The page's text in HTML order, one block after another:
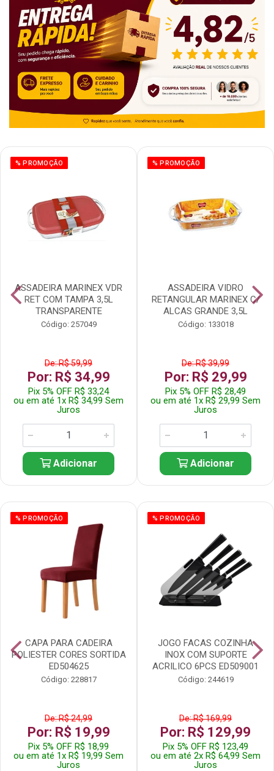
% PROMOÇÃO
ASSADEIRA MARINEX VDR
RET COM TAMPA 3,5L
TRANSPARENTE
Código: 257049
De: R$ 59,99
Por: R$ 34,99
Pix 5% OFF R$ 33,24
ou em até 1x R$ 34,99 Sem
Juros
Adicionar
% PROMOÇÃO
ASSADEIRA VIDRO
RETANGULAR MARINEX C/
ALCAS GRANDE 3,5L
Código: 133018
De: R$ 39,99
Por: R$ 29,99
Pix 5% OFF R$ 28,49
ou em até 1x R$ 29,99 Sem
Juros
Adicionar
% PROMOÇÃO
CAPA PARA CADEIRA
POLIESTER CORES SORTIDA
ED504625
Código: 228817
De: R$ 24,99
Por: R$ 19,99
Pix 5% OFF R$ 18,99
ou em até 1x R$ 19,99 Sem
Juros
% PROMOÇÃO
JOGO FACAS COZINHA
INOX COM SUPORTE
ACRILICO 6PCS ED509001
Código: 244619
De: R$ 169,99
Por: R$ 129,99
Pix 5% OFF R$ 123,49
ou em até 2x R$ 64,99 Sem
Juros